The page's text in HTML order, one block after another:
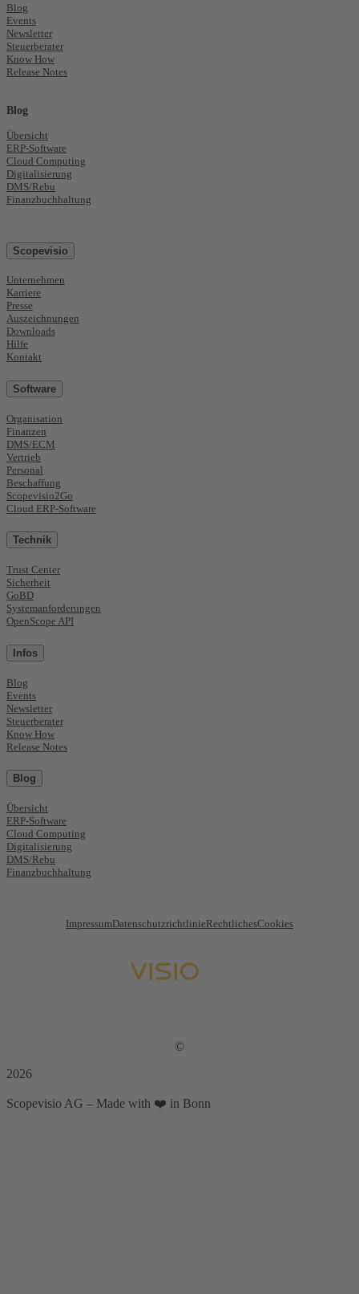
Blog
Events
Newsletter
Steuerberater
Know How
Release Notes
Blog
Übersicht
ERP-Software
Cloud Computing
Digitalisierung
DMS/Rebu
Finanzbuchhaltung
Scopevisio
Unternehmen
Karriere
Presse
Auszeichnungen
Downloads
Hilfe
Kontakt
Software
Organisation
Finanzen
DMS/ECM
Vertrieb
Personal
Beschaffung
Scopevisio2Go
Cloud ERP-Software
Technik
Trust Center
Sicherheit
GoBD
Systemanforderungen
OpenScope API
Infos
Blog
Events
Newsletter
Steuerberater
Know How
Release Notes
Blog
Übersicht
ERP-Software
Cloud Computing
Digitalisierung
DMS/Rebu
Finanzbuchhaltung
ImpressumDatenschutzrichtlinieRechtlichesCookies
©
2026
Scopevisio AG – Made with ❤️ in Bonn